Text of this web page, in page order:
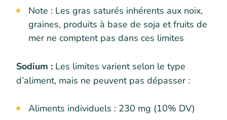
Note : Les gras saturés inhérents aux noix,
graines, produits à base de soja et fruits de
mer ne comptent pas dans ces limites
Sodium : Les limites varient selon le type
d’aliment, mais ne peuvent pas dépasser :
Aliments individuels : 230 mg (10% DV)